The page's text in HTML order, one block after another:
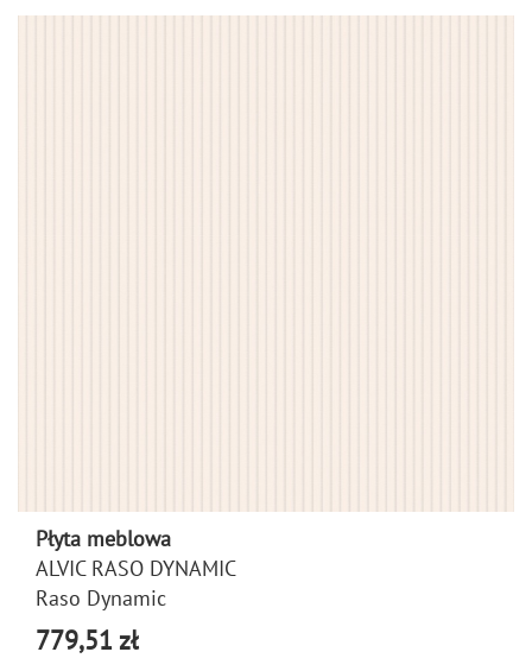
Płyta meblowa
ALVIC RASO DYNAMIC
Raso Dynamic
779,51 zł